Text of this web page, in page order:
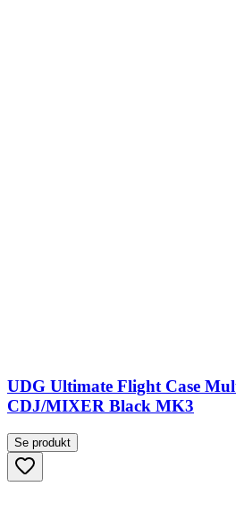
UDG Ultimate Flight Case
CDJ/MIXER Black MK3
Se produkt